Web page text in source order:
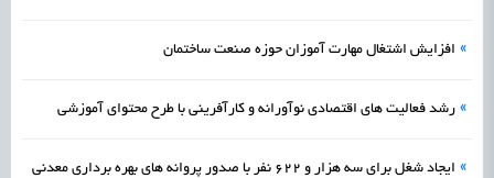
» افزایش اشتغال مهارت آموزان حوزه صنعت ساختمان
» رشد فعالیت های اقتصادی نوآورانه و کارآفرینی با طرح محتوای آموزشی
» ایجاد شغل برای سه هزار و ۶۲۲ نفر با صدور پروانه های بهره‌ برداری معدنی